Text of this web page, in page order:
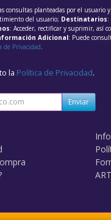
consultas planteadas por el usuario
del usuario; Destinatarios:
: Acceder, rectificar y suprimir, así
Adicional: Puede
de Privacidad
la Política de Privacidad.
Enviar